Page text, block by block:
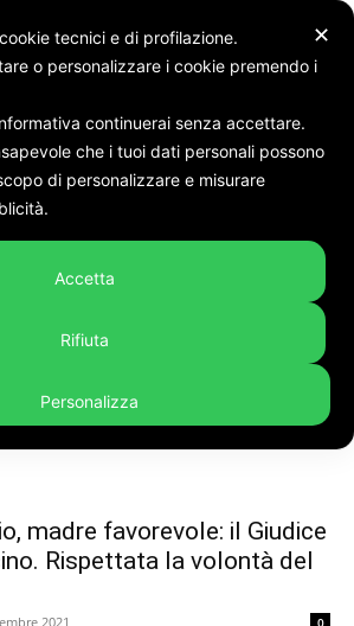
contrario
madre favorevole: il Giudice
Rispettata la volontà del
2021 0
✕
tecnici e di profilazione.
o personalizzare i cookie premendo i
continuerai senza accettare.
che i tuoi dati personali possono
di personalizzare e misurare
Accetta
Rifiuta
Personalizza